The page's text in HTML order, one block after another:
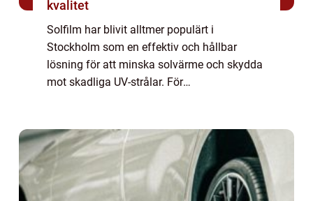
kvalitet
Solfilm har blivit alltmer populärt i
Stockholm som en effektiv och hållbar
lösning för att minska solvärme och skydda
mot skadliga UV-strålar. För